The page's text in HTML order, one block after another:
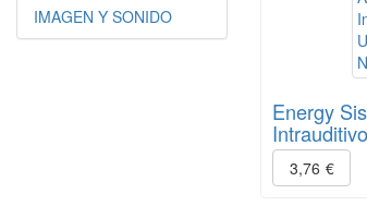
Energy
3,76 €
IMAGEN Y SONIDO